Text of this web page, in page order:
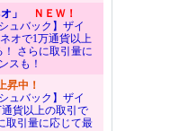
」
ＮＥＷ！
ュバック】ザイ
オで1万通貨以上
！ さらに取引量に
スも！
昇中！
ュバック】ザイ
貨以上の取引で
取引量に応じて最